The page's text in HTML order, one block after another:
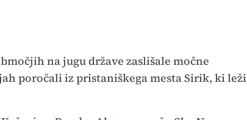
na jugu države zaslišale močne
poročali iz pristaniškega mesta Sirik, ki leži